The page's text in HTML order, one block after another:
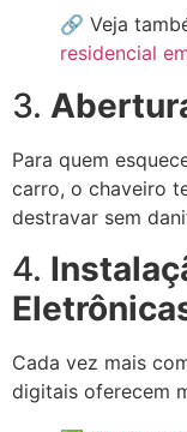
🔗 Veja
residencial
3.
Para quem
carro, o chaveiro
destravar sem
4.
Cada vez mais
digitais oferecem